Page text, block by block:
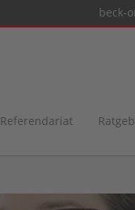
beck-
Referendariat